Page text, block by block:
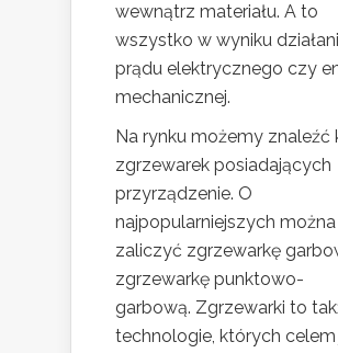
wewnątrz materiału. A to
wszystko w wyniku
prądu elektrycznego czy
mechanicznej.
Na rynku możemy znaleźć
zgrzewarek posiadających
przyrządzenie. O
najpopularniejszych można
zaliczyć zgrzewarkę
zgrzewarkę punktowo-
garbową. Zgrzewarki to
technologie, których